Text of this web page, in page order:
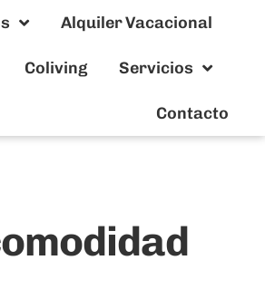
Alquiler Vacacional
Coliving Servicios
Contacto